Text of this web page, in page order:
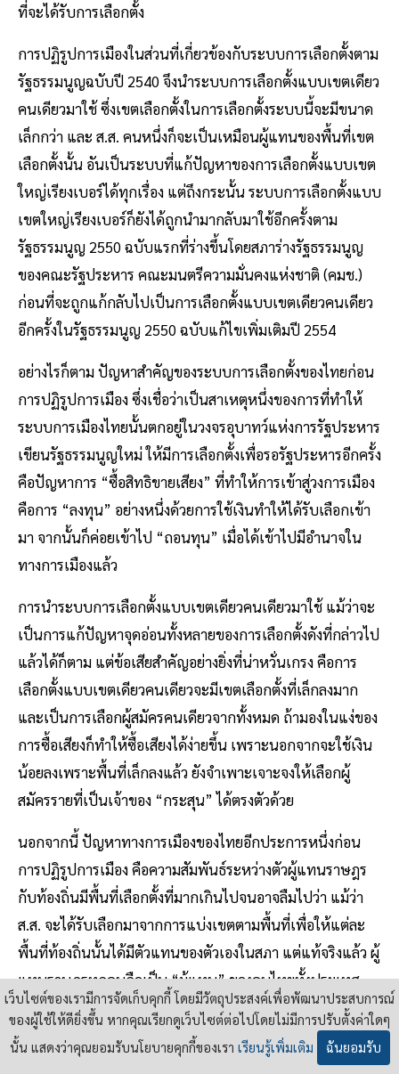
ที่จะได้รับการเลือกตั้ง
การปฏิรูปการเมืองในส่วนที่เกี่ยวข้องกับระบบการเลือกตั้งตาม
รัฐธรรมนูญฉบับปี 2540 จึงนำระบบการเลือกตั้งแบบเขตเดียว
คนเดียวมาใช้ ซึ่งเขตเลือกตั้งในการเลือกตั้งระบบนี้จะมีขนาด
เล็กกว่า และ ส.ส. คนหนึ่งก็จะเป็นเหมือนผู้แทนของพื้นที่เขต
เลือกตั้งนั้น อันเป็นระบบที่แก้ปัญหาของการเลือกตั้งแบบเขต
ใหญ่เรียงเบอร์ได้ทุกเรื่อง แต่ถึงกระนั้น ระบบการเลือกตั้งแบบ
เขตใหญ่เรียงเบอร์ก็ยังได้ถูกนำมากลับมาใช้อีกครั้งตาม
รัฐธรรมนูญ 2550 ฉบับแรกที่ร่างขึ้นโดยสภาร่างรัฐธรรมนูญ
ของคณะรัฐประหาร คณะมนตรีความมั่นคงแห่งชาติ (คมช.)
ก่อนที่จะถูกแก้กลับไปเป็นการเลือกตั้งแบบเขตเดียวคนเดียว
อีกครั้งในรัฐธรรมนูญ 2550 ฉบับแก้ไขเพิ่มเติมปี 2554
อย่างไรก็ตาม ปัญหาสำคัญของระบบการเลือกตั้งของไทยก่อน
การปฏิรูปการเมือง ซึ่งเชื่อว่าเป็นสาเหตุหนึ่งของการที่ทำให้
ระบบการเมืองไทยนั้นตกอยู่ในวงจรอุบาทว์แห่งการรัฐประหาร
เขียนรัฐธรรมนูญใหม่ ให้มีการเลือกตั้งเพื่อรอรัฐประหารอีกครั้ง
คือปัญหาการ “ซื้อสิทธิขายเสียง” ที่ทำให้การเข้าสู่วงการเมือง
คือการ “ลงทุน” อย่างหนึ่งด้วยการใช้เงินทำให้ได้รับเลือกเข้า
มา จากนั้นก็ค่อยเข้าไป “ถอนทุน” เมื่อได้เข้าไปมีอำนาจใน
ทางการเมืองแล้ว
การนำระบบการเลือกตั้งแบบเขตเดียวคนเดียวมาใช้ แม้ว่าจะ
เป็นการแก้ปัญหาจุดอ่อนทั้งหลายของการเลือกตั้งดังที่กล่าวไป
แล้วได้ก็ตาม แต่ข้อเสียสำคัญอย่างยิ่งที่น่าหวั่นเกรง คือการ
เลือกตั้งแบบเขตเดียวคนเดียวจะมีเขตเลือกตั้งที่เล็กลงมาก
และเป็นการเลือกผู้สมัครคนเดียวจากทั้งหมด ถ้ามองในแง่ของ
การซื้อเสียงก็ทำให้ซื้อเสียงได้ง่ายขึ้น เพราะนอกจากจะใช้เงิน
น้อยลงเพราะพื้นที่เล็กลงแล้ว ยังจำเพาะเจาะจงให้เลือกผู้
สมัครรายที่เป็นเจ้าของ “กระสุน” ได้ตรงตัวด้วย
นอกจากนี้ ปัญหาทางการเมืองของไทยอีกประการหนึ่งก่อน
การปฏิรูปการเมือง คือความสัมพันธ์ระหว่างตัวผู้แทนราษฎร
กับท้องถิ่นมีพื้นที่เลือกตั้งที่มากเกินไปจนอาจลืมไปว่า แม้ว่า
ส.ส. จะได้รับเลือกมาจากการแบ่งเขตตามพื้นที่เพื่อให้แต่ละ
พื้นที่ท้องถิ่นนั้นได้มีตัวแทนของตัวเองในสภา แต่แท้จริงแล้ว ผู้
แทนราษฎรทุกคนถือเป็น “ผู้แทน” ของคนไทยทั้งประเทศ
ด้วย
ผู้แทนราษฎรที่มีความสัมพันธ์ที่ดีเกินไปกับพื้นที่เลือกตั้งของ
เว็บไซต์ของเรามีการจัดเก็บคุกกี้ โดยมีวัตถุประสงค์เพื่อพัฒนาประสบการณ์
ของผู้ใช้ให้ดียิ่งขึ้น หากคุณเรียกดูเว็บไซต์ต่อไปโดยไม่มีการปรับตั้งค่าใดๆ
นั้น แสดงว่าคุณยอมรับนโยบายคุกกี้ของเรา เรียนรู้เพิ่มเติม ฉันยอมรับ